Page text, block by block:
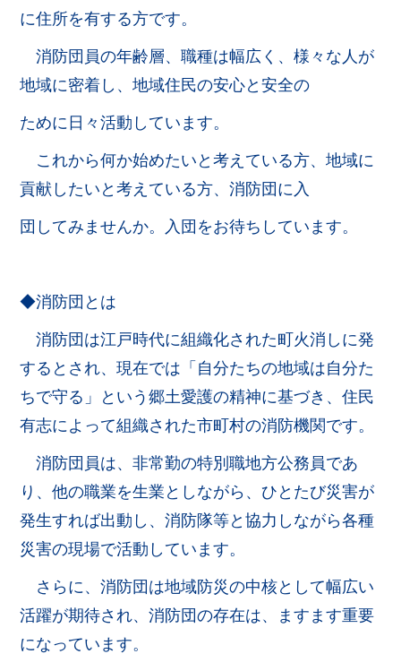
に住所を有する方です。
消防団員の年齢層、職種は幅広く、様々な人が
地域に密着し、地域住民の安心と安全の
ために日々活動しています。
これから何か始めたいと考えている方、地域に
貢献したいと考えている方、消防団に入
団してみませんか。入団をお待ちしています。
◆消防団とは
消防団は江戸時代に組織化された町火消しに発
するとされ、現在では「自分たちの地域は自分た
ちで守る」という郷土愛護の精神に基づき、住民
有志によって組織された市町村の消防機関です。
消防団員は、非常勤の特別職地方公務員であ
り、他の職業を生業としながら、ひとたび災害が
発生すれば出動し、消防隊等と協力しながら各種
災害の現場で活動しています。
さらに、消防団は地域防災の中核として幅広い
活躍が期待され、消防団の存在は、ますます重要
になっています。